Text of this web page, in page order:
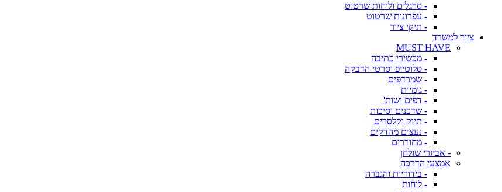
- סרגלים ולוחות שרטוט
- עפרונות שרטוט
- תיקי ציור
ציוד למשרד
MUST HAVE
- מכשירי כתיבה
- סלוטייפ וסרטי הדבקה
- שמרדפים
- גומיות
- דפים ושות'
- שדכנים וסיכות
- תיוק וקלסרים
- נעצים מהדקים
- מחוררים
- אביזרי שולחן
אמצעי הדרכה
- בידוריות והגברה
- לוחות